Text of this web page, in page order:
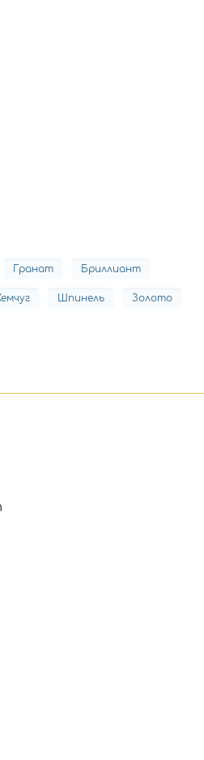
Гранат Бриллиант
Шпинель Золото